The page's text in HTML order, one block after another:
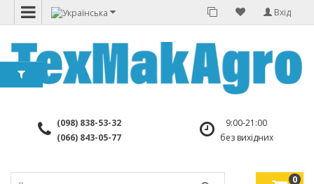
Вхід
(098) 838-53-32
(066) 843-05-77
9:00-21:00
без вихідних
0